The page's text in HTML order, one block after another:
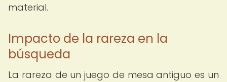
material.
Impacto de la rareza en la
búsqueda
La rareza de un juego de mesa antiguo es un